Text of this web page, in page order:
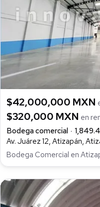
$42,000,000 MXN
$320,000 MXN en
Bodega comercial
Av. Juárez 12, Atizapán,
Bodega Comercial en